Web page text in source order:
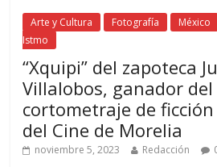
Arte y Cultura Fotografía México
Istmo
“Xquipi” del zapoteca
Villalobos, ganador
cortometraje de
del Cine de Morelia
noviembre 5, 2023 Redacción